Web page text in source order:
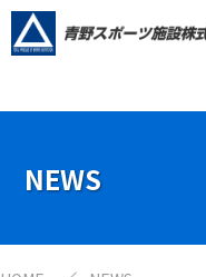
NEWS